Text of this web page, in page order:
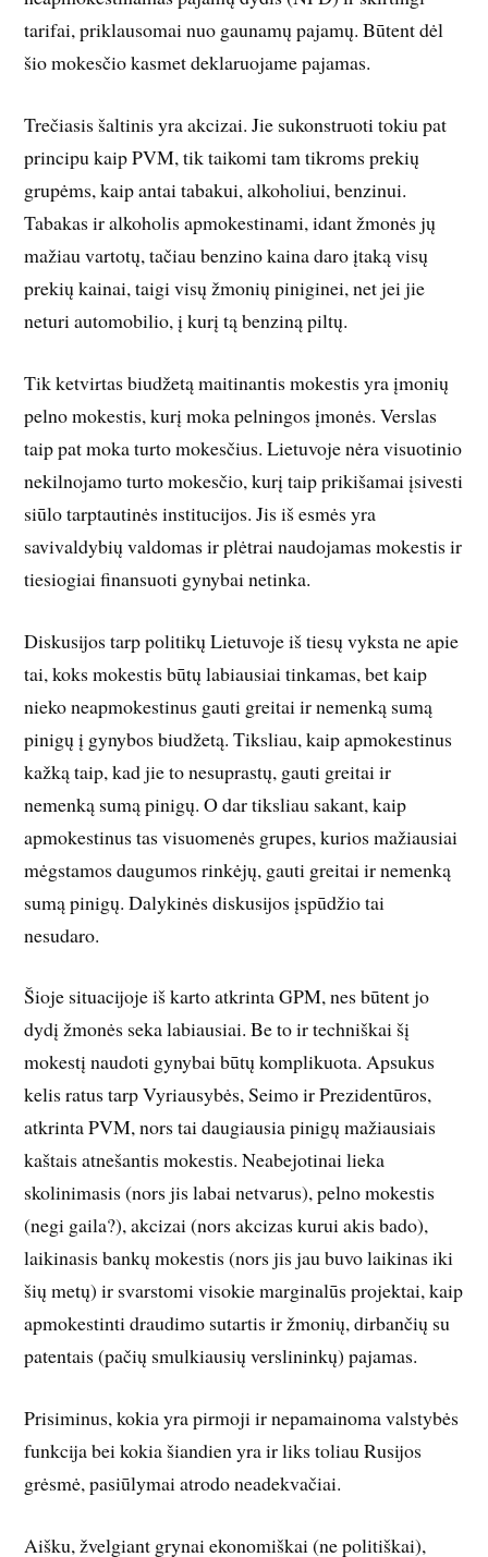
tarifai, priklausomai nuo gaunamų pajamų. Būtent dėl
šio mokesčio kasmet deklaruojame pajamas.
Trečiasis šaltinis yra akcizai. Jie sukonstruoti tokiu pat
principu kaip PVM, tik taikomi tam tikroms prekių
grupėms, kaip antai tabakui, alkoholiui, benzinui.
Tabakas ir alkoholis apmokestinami, idant žmonės jų
mažiau vartotų, tačiau benzino kaina daro įtaką visų
prekių kainai, taigi visų žmonių piniginei, net jei jie
neturi automobilio, į kurį tą benziną piltų.
Tik ketvirtas biudžetą maitinantis mokestis yra įmonių
pelno mokestis, kurį moka pelningos įmonės. Verslas
taip pat moka turto mokesčius. Lietuvoje nėra visuotinio
nekilnojamo turto mokesčio, kurį taip prikišamai įsivesti
siūlo tarptautinės institucijos. Jis iš esmės yra
savivaldybių valdomas ir plėtrai naudojamas mokestis ir
tiesiogiai finansuoti gynybai netinka.
Diskusijos tarp politikų Lietuvoje iš tiesų vyksta ne apie
tai, koks mokestis būtų labiausiai tinkamas, bet kaip
nieko neapmokestinus gauti greitai ir nemenką sumą
pinigų į gynybos biudžetą. Tiksliau, kaip apmokestinus
kažką taip, kad jie to nesuprastų, gauti greitai ir
nemenką sumą pinigų. O dar tiksliau sakant, kaip
apmokestinus tas visuomenės grupes, kurios mažiausiai
mėgstamos daugumos rinkėjų, gauti greitai ir nemenką
sumą pinigų. Dalykinės diskusijos įspūdžio tai
nesudaro.
Šioje situacijoje iš karto atkrinta GPM, nes būtent jo
dydį žmonės seka labiausiai. Be to ir techniškai šį
mokestį naudoti gynybai būtų komplikuota. Apsukus
kelis ratus tarp Vyriausybės, Seimo ir Prezidentūros,
atkrinta PVM, nors tai daugiausia pinigų mažiausiais
kaštais atnešantis mokestis. Neabejotinai lieka
skolinimasis (nors jis labai netvarus), pelno mokestis
(negi gaila?), akcizai (nors akcizas kurui akis bado),
laikinasis bankų mokestis (nors jis jau buvo laikinas iki
šių metų) ir svarstomi visokie marginalūs projektai, kaip
apmokestinti draudimo sutartis ir žmonių, dirbančių su
patentais (pačių smulkiausių verslininkų) pajamas.
Prisiminus, kokia yra pirmoji ir nepamainoma valstybės
funkcija bei kokia šiandien yra ir liks toliau Rusijos
grėsmė, pasiūlymai atrodo neadekvačiai.
Aišku, žvelgiant grynai ekonomiškai (ne politiškai),